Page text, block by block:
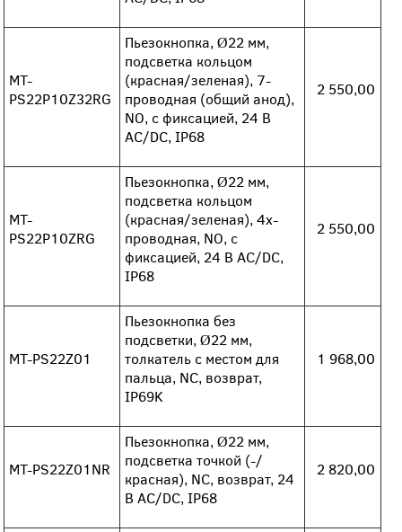
MT-
PS22P10Z32RG
Пьезокнопка, Ø22 мм,
подсветка кольцом
(красная/зеленая), 7-
проводная (общий анод),
NO, с фиксацией, 24 В
AC/DC, IP68
2 550,00
MT-
PS22P10ZRG
Пьезокнопка, Ø22 мм,
подсветка кольцом
(красная/зеленая), 4х-
проводная, NO, с
фиксацией, 24 В AC/DC,
IP68
2 550,00
MT-PS22Z01
Пьезокнопка без
подсветки, Ø22 мм,
толкатель с местом для
пальца, NC, возврат,
IP69K
1 968,00
MT-PS22Z01NR
Пьезокнопка, Ø22 мм,
подсветка точкой (-/
красная), NC, возврат, 24
В AC/DC, IP68
2 820,00